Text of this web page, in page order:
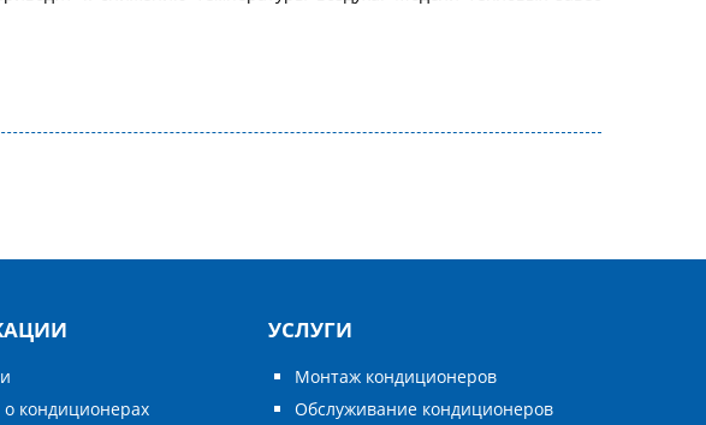
о кондиционерах
УСЛУГИ
Монтаж кондиционеров
Обслуживание кондиционеров